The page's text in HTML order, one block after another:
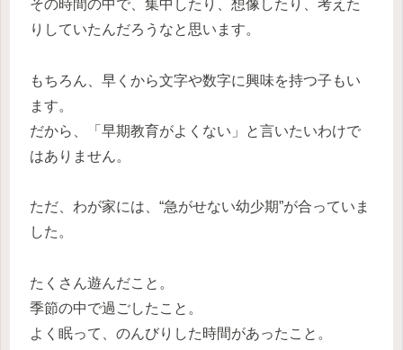
その時間の中で、集中したり、想像したり、考えた
りしていたんだろうなと思います。
もちろん、早くから文字や数字に興味を持つ子もい
ます。
だから、「早期教育がよくない」と言いたいわけで
はありません。
ただ、わが家には、“急がせない幼少期”が合っていま
した。
たくさん遊んだこと。
季節の中で過ごしたこと。
よく眠って、のんびりした時間があったこと。